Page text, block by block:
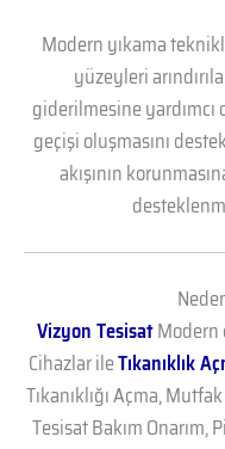
Modern yıkama
yüzeyleri
giderilmesine
geçişi oluşmasını
akışının
Vizyon TesisatModern
Cihazlar ileTıkanıklık
Tıkanıklığı Açma,
Tesisat Bakım Onarım,